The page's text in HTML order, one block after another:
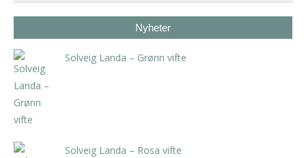
Nyheter
Solveig Landa – Grønn vifte
Solveig Landa – Rosa vifte